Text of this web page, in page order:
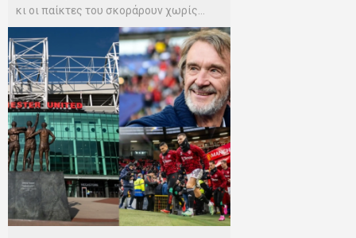
κι οι παίκτες του σκοράρουν χωρίς...